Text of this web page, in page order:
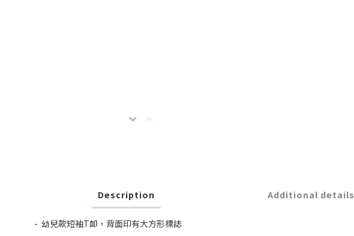
Description Additional details
- 幼兒款短袖T卹，背面印有大方形標誌